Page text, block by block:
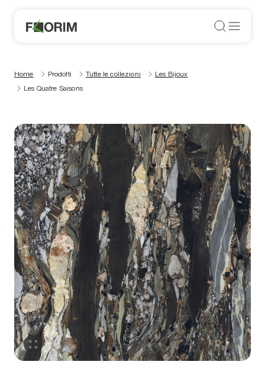
Home Prodotti Tutte le collezioni
Les Bijoux
Les Quatre Saisons